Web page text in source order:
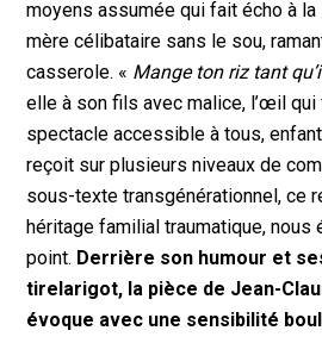
moyens assumée qui fait écho à
mère célibataire sans le sou,
casserole. « Mange ton riz tant
elle à son fils avec malice, l’œil qui
spectacle accessible à tous,
reçoit sur plusieurs niveaux de
sous-texte transgénérationnel, ce
héritage familial traumatique, nous
point. Derrière son humour et
tirelarigot, la pièce de Jean-
évoque avec une sensibilité